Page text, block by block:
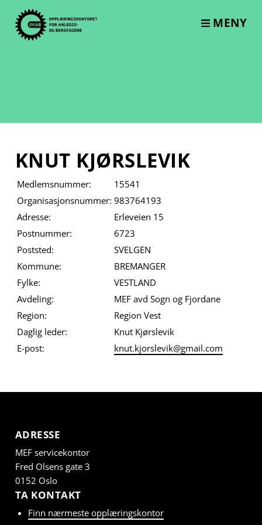
content
MENY
KNUT KJØRSLEVIK
Medlemsnummer:
15541
Organisasjonsnummer: 983764193
Adresse:
Erleveien 15
Postnummer:
6723
Poststed:
SVELGEN
Kommune:
BREMANGER
Fylke:
VESTLAND
Avdeling:
MEF avd Sogn og Fjordane
Region:
Region Vest
Daglig leder:
Knut Kjørslevik
E-post:
knut.kjorslevik@gmail.com
ADRESSE
MEF servicekontor
Fred Olsens gate 3
0152 Oslo
TA KONTAKT
Finn nærmeste opplæringskontor